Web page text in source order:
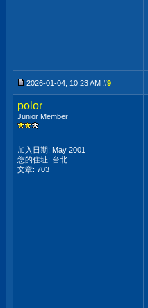
2026-01-04, 10:23 AM #9
polor
Junior Member
加入日期: May 2001
您的住址: 台北
文章: 703